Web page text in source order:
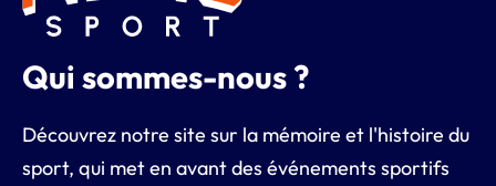
Qui sommes-nous ?
Découvrez notre site sur la mémoire et l'histoire du
sport, qui met en avant des événements sportifs